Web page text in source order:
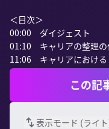
＜目次＞
00:00　ダイジェスト
01:10　キャリアの整理
11:06　キャリアにおけ
この記
表示モード (ライト